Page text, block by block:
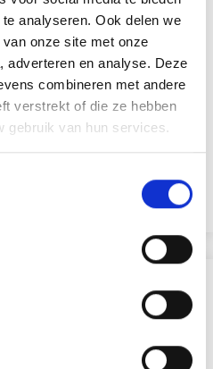
analyseren. Ook delen we
onze site met onze
adverteren en analyse. Deze
combineren met andere
verstrekt of die ze hebben
gebruik van hun services.